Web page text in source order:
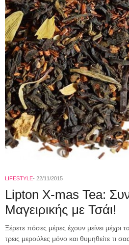
LIFESTYLE 22/11/2015
Lipton X-mas Tea:
Μαγειρικής με Τσάι!
Ξέρετε πόσες μέρες έχουν μείνει μέχρι
τρεις μερούλες μόνο και θυμηθείτε τι